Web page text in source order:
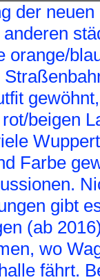
der
anderen
orange/
beigen
Farbe
gibt
(ab
wo
fährt.